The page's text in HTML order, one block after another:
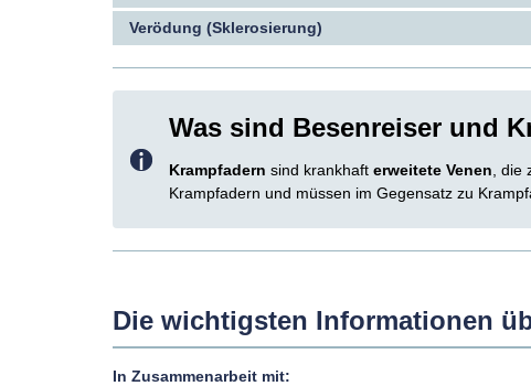
Verödung (Sklerosierung)
Was sind Besenreiser und
Krampfadern sind krankhaft erweitete Venen ,
Krampfadern und müssen im Gegensatz zu
Die wichtigsten Informationen
In Zusammenarbeit mit: